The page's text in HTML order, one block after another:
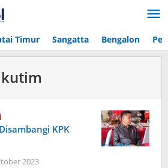
Timur Sangatta Bengalon
kutim
KPK
2023